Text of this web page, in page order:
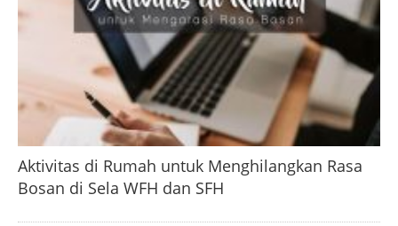
Aktivitas di Rumah untuk Menghilangkan Rasa
Bosan di Sela WFH dan SFH